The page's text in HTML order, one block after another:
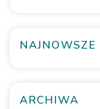
NAJNOWSZE
ARCHIWA